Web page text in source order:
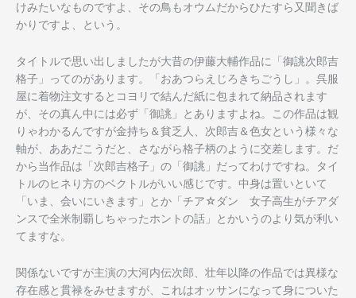
けみたいなものですよ、その鳥もオウムだからひたすら又聞きば
かりですよ、という。
タイトルで思い出しましたが大昔の伊藤大輔作品に「御誂次郎吉
格子」ってのがあります。「おあつらえじろきちごうし」。呉服
屋に着物注文するとコヨリで結んだ紙に包まれて納品されます
が、その真ん中には必ず「御誂」とありますよね。この作品は観
りゃわかるんですが金持ち＆貧乏人、次郎吉＆色女という様々な
軸が、ああだこうだと、さながら格子柄のように交差します。だ
から当作品は「次郎吉格子」の「御誂」だってわけですね。タイ
トルのヒネり方のベクトルがいい感じです。中身は置いといて
「いま、会いにいきます」とか「チア☆ダン 女子高生がチアダ
ンスで全米制覇しちゃったホントの話」とかいうのより気が利い
てますな。
関係ないですが主演の大河内伝次郎、壮年以降の作品では異様な
存在感と貫禄をみせますが、これはオッサンになって身についた